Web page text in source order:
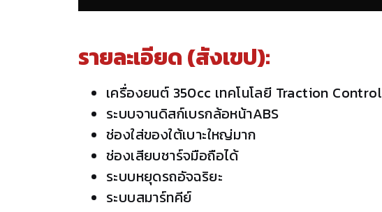
รายละเอียด (สังเขป):
เครื่องยนต์ 350cc เทคโนโลยี Traction Control
ระบบจานดิสก์เบรกล้อหน้าABS
ช่องใส่ของใต้เบาะใหญ่มาก
ช่องเสียบชาร์จมือถือได้
ระบบหยุดรถอัจฉริยะ
ระบบสมาร์ทคีย์